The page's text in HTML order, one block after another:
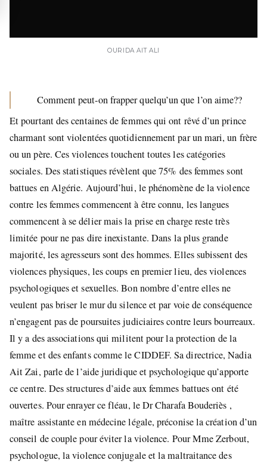
OURIDA AIT ALI
Comment peut-on frapper quelqu’un que l’on aime??
Et pourtant des centaines de femmes qui ont rêvé d’un prince
charmant sont violentées quotidiennement par un mari, un frère
ou un père. Ces violences touchent toutes les catégories
sociales. Des statistiques révèlent que 75% des femmes sont
battues en Algérie. Aujourd’hui, le phénomène de la violence
contre les femmes commencent à être connu, les langues
commencent à se délier mais la prise en charge reste très
limitée pour ne pas dire inexistante. Dans la plus grande
majorité, les agresseurs sont des hommes. Elles subissent des
violences physiques, les coups en premier lieu, des violences
psychologiques et sexuelles. Bon nombre d’entre elles ne
veulent pas briser le mur du silence et par voie de conséquence
n’engagent pas de poursuites judiciaires contre leurs bourreaux.
Il y a des associations qui militent pour la protection de la
femme et des enfants comme le CIDDEF. Sa directrice, Nadia
Ait Zai, parle de l’aide juridique et psychologique qu’apporte
ce centre. Des structures d’aide aux femmes battues ont été
ouvertes. Pour enrayer ce fléau, le Dr Charafa Bouderiès ,
maître assistante en médecine légale, préconise la création d’un
conseil de couple pour éviter la violence. Pour Mme Zerbout,
psychologue, la violence conjugale et la maltraitance des